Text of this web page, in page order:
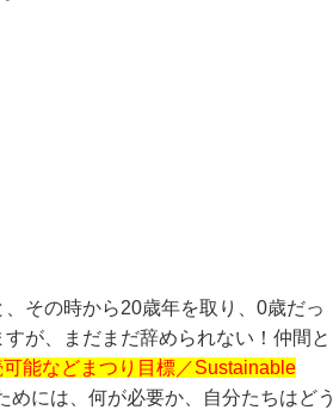
その時から20歳年を取り、0歳だっ
が、まだまだ辞められない！仲間と
可能などまつり目標／Sustainable
には、何が必要か、自分たちはどう